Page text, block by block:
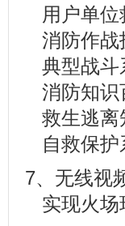
用户单位
消防作战
典型战斗
消防知识
救生逃离
自救保护
7、无线视
实现火场